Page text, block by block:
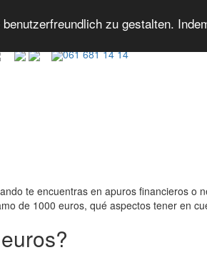
zu gestalten.
061 681 14 14
te encuentras en apuros financieros o
de 1000 euros, qué aspectos tener en